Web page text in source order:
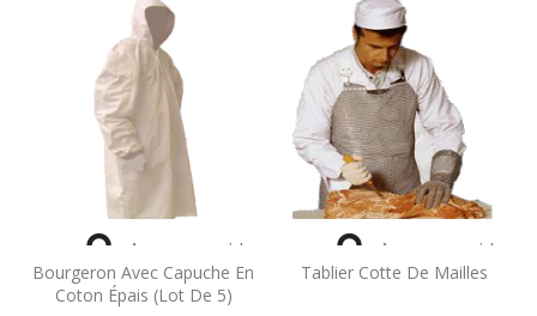
Bourgeron Avec Capuche En
Coton Épais (lot De 5)
 Aperçu rapide
Tablier Cotte De Mailles
 Aperçu rapide